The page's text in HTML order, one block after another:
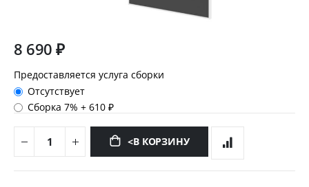
8 690 ₽
Предоставляется услуга сборки
Отсутствует
Сборка 7%+610 ₽
<В КОРЗИНУ